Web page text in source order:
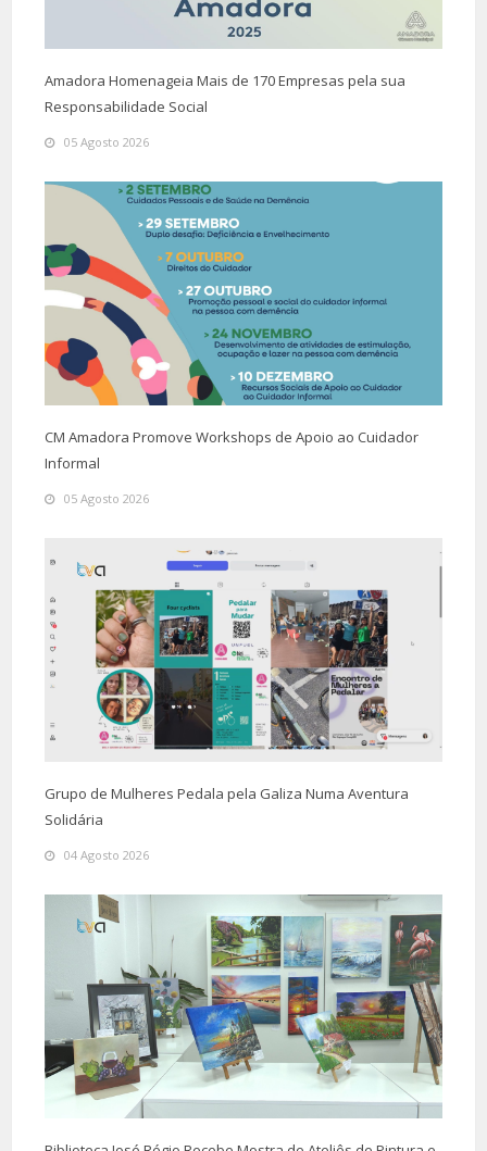
Amadora Homenageia Mais de 170 Empresas pela sua
Responsabilidade Social
05 Agosto 2026
CM Amadora Promove Workshops de Apoio ao Cuidador
Informal
05 Agosto 2026
Grupo de Mulheres Pedala pela Galiza Numa Aventura
Solidária
04 Agosto 2026